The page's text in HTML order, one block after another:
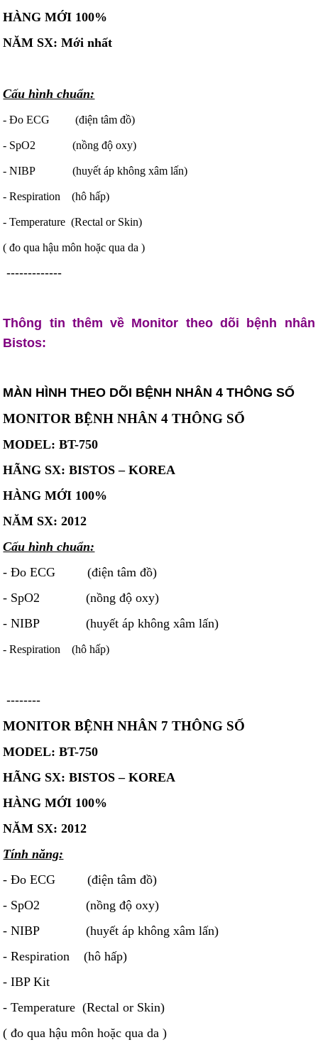
HÀNG MỚI 100%
NĂM SX: Mới nhất
Cấu hình chuẩn:
- Đo ECG (điện tâm đồ)
- SpO2 (nồng độ oxy)
- NIBP (huyết áp không xâm lấn)
- Respiration (hô hấp)
- Temperature (Rectal or Skin)
( đo qua hậu môn hoặc qua da )
-------------
Thông tin thêm về Monitor theo dõi bệnh nhân
Bistos:
MÀN HÌNH THEO DÕI BỆNH NHÂN 4 THÔNG SỐ
MONITOR BỆNH NHÂN 4 THÔNG SỐ
MODEL: BT-750
HÃNG SX: BISTOS – KOREA
HÀNG MỚI 100%
NĂM SX: 2012
Cấu hình chuẩn:
- Đo ECG (điện tâm đồ)
- SpO2 (nồng độ oxy)
- NIBP (huyết áp không xâm lấn)
- Respiration (hô hấp)
--------
MONITOR BỆNH NHÂN 7 THÔNG SỐ
MODEL: BT-750
HÃNG SX: BISTOS – KOREA
HÀNG MỚI 100%
NĂM SX: 2012
Tính năng:
- Đo ECG (điện tâm đồ)
- SpO2 (nồng độ oxy)
- NIBP (huyết áp không xâm lấn)
- Respiration (hô hấp)
- IBP Kit
- Temperature (Rectal or Skin)
( đo qua hậu môn hoặc qua da )